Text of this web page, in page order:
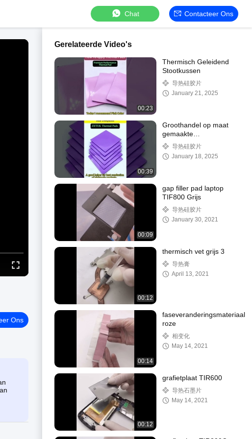
Chat Contacteer Ons
Ons
Gerelateerde Video's
00:23
Thermisch Geleidend
Stootkussen
导热硅胶片
January 21, 2025
00:39
Groothandel op maat
gemaakte
warmtegeleidende
siliconen voor GPU-
CPU-koeling
导热硅胶片
January 18, 2025
00:09
gap filler pad laptop
TIF800 Grijs
导热硅胶片
January 30, 2021
00:12
thermisch vet grijs 3
导热膏
April 13, 2021
00:14
faseveranderingsmateriaal
roze
相变化
May 14, 2021
00:12
grafietplaat TIR600
导热石墨片
May 14, 2021